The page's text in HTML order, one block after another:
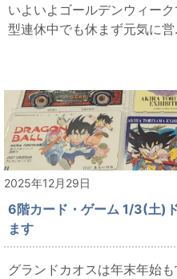
いよいよゴールデンウィー
型連休中でも休まず元気に営
2025年12月29日
6階カード・ゲーム 1/3(土)
ます
グランドカオスは年末年始